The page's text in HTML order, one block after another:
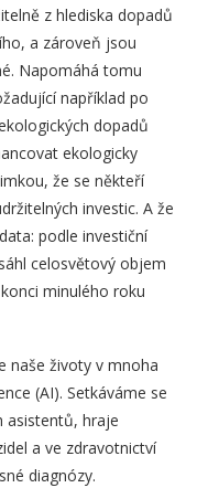
z hlediska dopadů
a zároveň jsou
Napomáhá tomu
například po
dopadů
ekologicky
že se někteří
investic. A že
podle investiční
celosvětový objem
minulého roku
naše životy v mnoha
(AI). Setkáváme se
asistentů, hraje
a ve zdravotnictví
diagnózy.